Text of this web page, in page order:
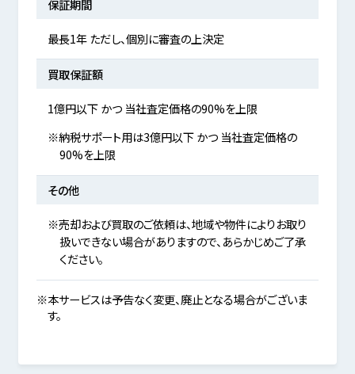
保証期間
最長1年 ただし、個別に審査の上決定
買取保証額
1億円以下 かつ 当社査定価格の90%を上限
※納税サポート用は3億円以下 かつ 当社査定価格の
90%を上限
その他
※売却および買取のご依頼は、地域や物件によりお取り
扱いできない場合がありますので、あらかじめご了承
ください。
※本サービスは予告なく変更、廃止となる場合がございま
す。